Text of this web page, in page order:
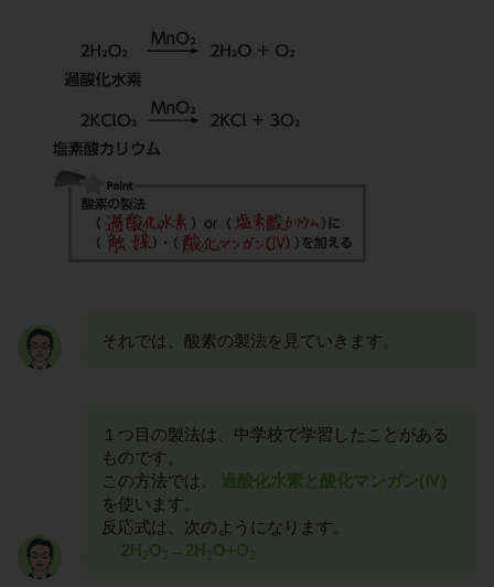
それでは、酸素の製法を見ていきます。
１つ目の製法は、中学校で学習したことがある
ものです。
この方法では、
過酸化水素と酸化マンガン(Ⅳ)
を使います。
反応式は、次のようになります。
2H2O2 →2H2O+O2